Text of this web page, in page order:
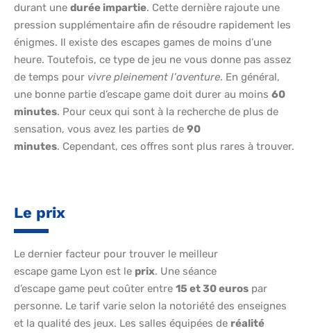
durant une durée impartie. Cette dernière rajoute une
pression supplémentaire afin de résoudre rapidement les
énigmes. Il existe des escapes games de moins d’une
heure. Toutefois, ce type de jeu ne vous donne pas assez
de temps pour vivre pleinement l’aventure. En général,
une bonne partie d’escape game doit durer au moins 60
minutes. Pour ceux qui sont à la recherche de plus de
sensation, vous avez les parties de 90
minutes. Cependant, ces offres sont plus rares à trouver.
Le prix
Le dernier facteur pour trouver le meilleur
escape game Lyon est le prix. Une séance
d’escape game peut coûter entre 15 et 30 euros par
personne. Le tarif varie selon la notoriété des enseignes
et la qualité des jeux. Les salles équipées de réalité